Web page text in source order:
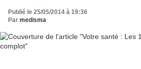
Publié le 25/05/2014 à 19:36
Par medisma